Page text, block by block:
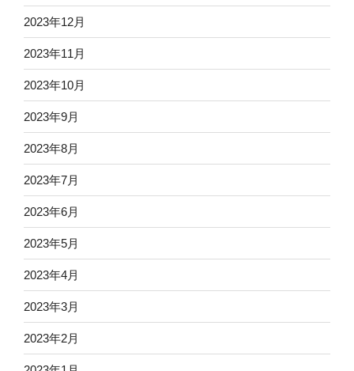
2023年12月
2023年11月
2023年10月
2023年9月
2023年8月
2023年7月
2023年6月
2023年5月
2023年4月
2023年3月
2023年2月